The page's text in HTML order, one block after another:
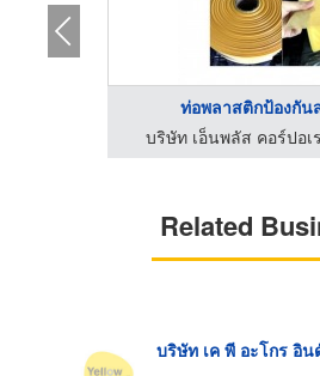
ท่อพลาสติกป้องกัน
บริษัท เอ็นพลัส คอร์ปอ
Related
บริษัท เค พี อะโกร อิ